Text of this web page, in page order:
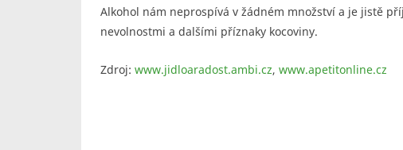
Alkohol nám neprospívá v žádném množství a je jistě
nevolnostmi a dalšími příznaky kocoviny.
Zdroj: www.jidloaradost.ambi.cz, www.apetitonline.cz